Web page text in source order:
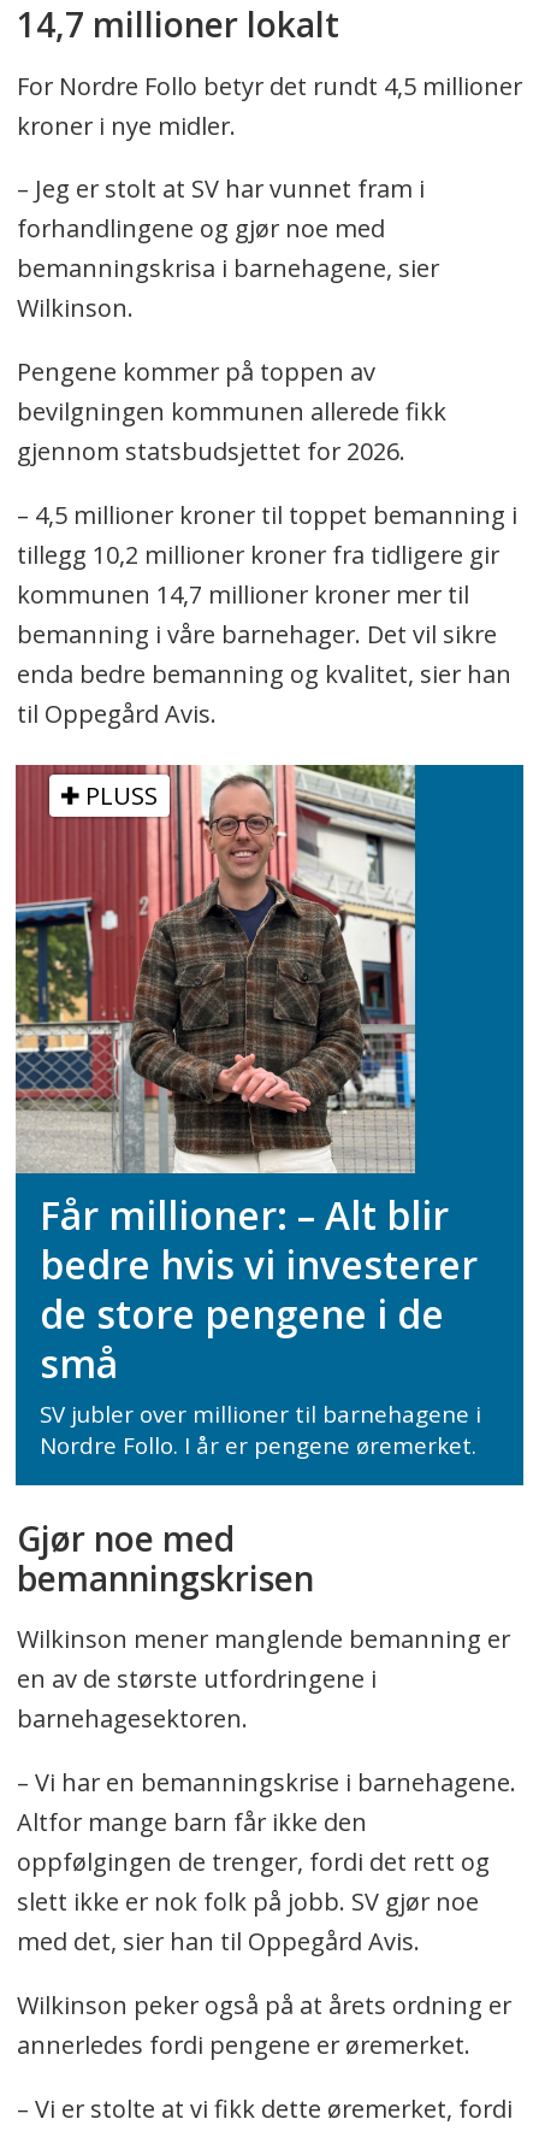
14,7 millioner lokalt
For Nordre Follo betyr det rundt 4,5 millioner
kroner i nye midler.
– Jeg er stolt at SV har vunnet fram i
forhandlingene og gjør noe med
bemanningskrisa i barnehagene, sier
Wilkinson.
Pengene kommer på toppen av
bevilgningen kommunen allerede fikk
gjennom statsbudsjettet for 2026.
– 4,5 millioner kroner til toppet bemanning i
tillegg 10,2 millioner kroner fra tidligere gir
kommunen 14,7 millioner kroner mer til
bemanning i våre barnehager. Det vil sikre
enda bedre bemanning og kvalitet, sier han
til Oppegård Avis.
PLUSS
Får millioner: – Alt blir
bedre hvis vi investerer
de store pengene i de
små
SV jubler over millioner til barnehagene i
Nordre Follo. I år er pengene øremerket.
Gjør noe med
bemanningskrisen
Wilkinson mener manglende bemanning er
en av de største utfordringene i
barnehagesektoren.
– Vi har en bemanningskrise i barnehagene.
Altfor mange barn får ikke den
oppfølgingen de trenger, fordi det rett og
slett ikke er nok folk på jobb. SV gjør noe
med det, sier han til Oppegård Avis.
Wilkinson peker også på at årets ordning er
annerledes fordi pengene er øremerket.
– Vi er stolte at vi fikk dette øremerket, fordi